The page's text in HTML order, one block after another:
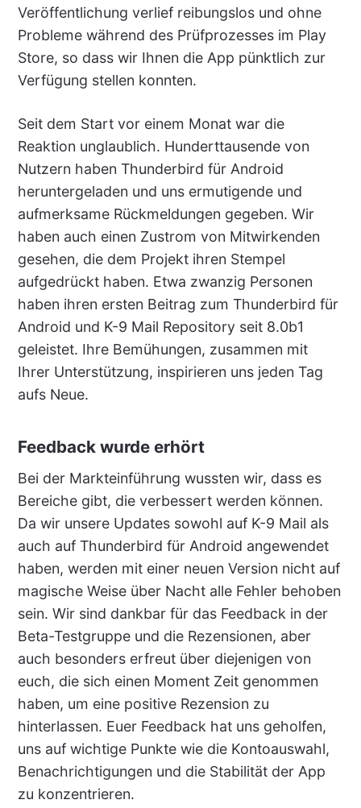
Veröffentlichung verlief reibungslos und ohne
Probleme während des Prüfprozesses im Play
Store, so dass wir Ihnen die App pünktlich zur
Verfügung stellen konnten.
Seit dem Start vor einem Monat war die
Reaktion unglaublich. Hunderttausende von
Nutzern haben Thunderbird für Android
heruntergeladen und uns ermutigende und
aufmerksame Rückmeldungen gegeben. Wir
haben auch einen Zustrom von Mitwirkenden
gesehen, die dem Projekt ihren Stempel
aufgedrückt haben. Etwa zwanzig Personen
haben ihren ersten Beitrag zum Thunderbird für
Android und K-9 Mail Repository seit 8.0b1
geleistet. Ihre Bemühungen, zusammen mit
Ihrer Unterstützung, inspirieren uns jeden Tag
aufs Neue.
Feedback wurde erhört
Bei der Markteinführung wussten wir, dass es
Bereiche gibt, die verbessert werden können.
Da wir unsere Updates sowohl auf K-9 Mail als
auch auf Thunderbird für Android angewendet
haben, werden mit einer neuen Version nicht auf
magische Weise über Nacht alle Fehler behoben
sein. Wir sind dankbar für das Feedback in der
Beta-Testgruppe und die Rezensionen, aber
auch besonders erfreut über diejenigen von
euch, die sich einen Moment Zeit genommen
haben, um eine positive Rezension zu
hinterlassen. Euer Feedback hat uns geholfen,
uns auf wichtige Punkte wie die Kontoauswahl,
Benachrichtigungen und die Stabilität der App
zu konzentrieren.